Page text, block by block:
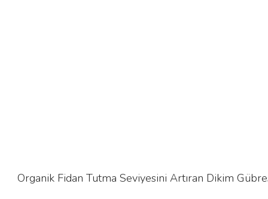
Organik Fidan Tutma Seviyesini Artıran Dikim